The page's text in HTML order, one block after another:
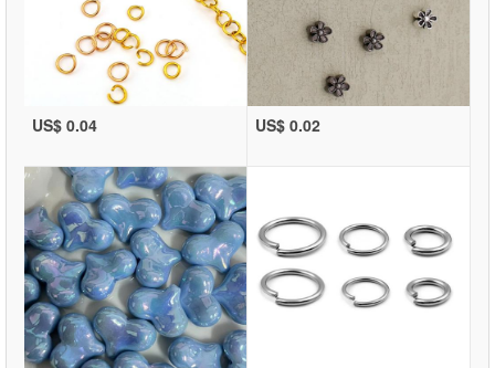
US$ 0.04 US$ 0.02